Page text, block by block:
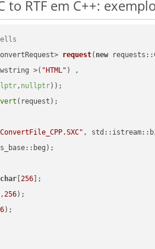
to RTF em C++:
request( new
>(
"HTML" ) ,
, nullptr))
,
char [256 ];
256);
);